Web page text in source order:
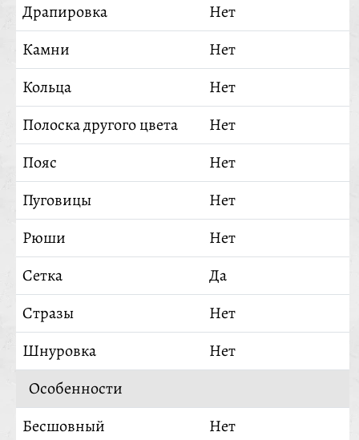
Драпировка
Нет
Камни
Нет
Кольца
Нет
Полоска другого цвета
Нет
Пояс
Нет
Пуговицы
Нет
Рюши
Нет
Сетка
Да
Стразы
Нет
Шнуровка
Нет
Особенности
Бесшовный
Нет